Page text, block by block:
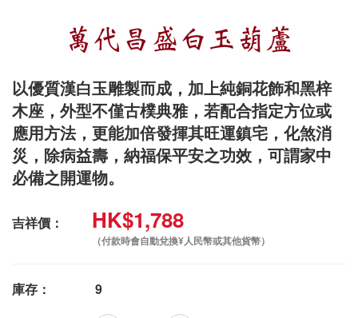
萬代昌盛白玉葫蘆
以優質漢白玉雕製而成，加上純銅花飾和黑梓
木座，外型不僅古樸典雅，若配合指定方位或
應用方法，更能加倍發揮其旺運鎮宅，化煞消
災，除病益壽，納福保平安之功效，可謂家中
必備之開運物。
吉祥價： HK$1,788
（付款時會自動兌換¥人民幣或其他貨幣）
庫存： 9